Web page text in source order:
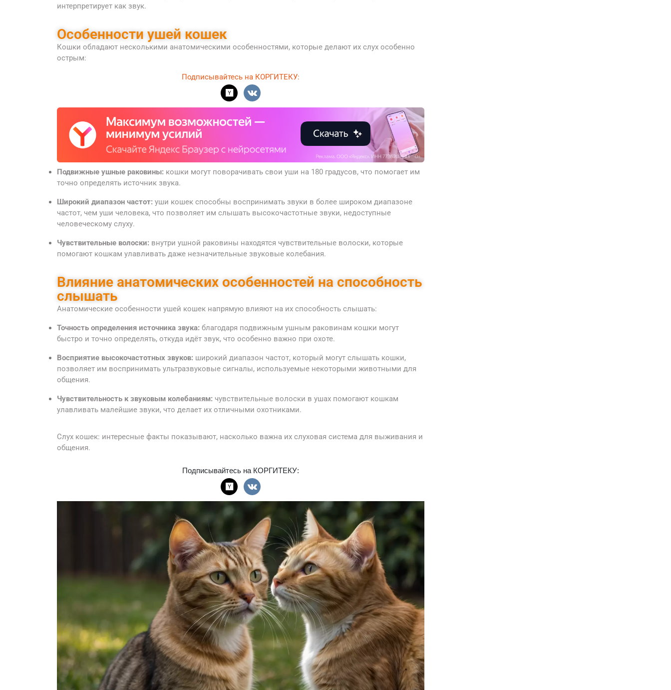
интерпретирует как звук.
Особенности ушей кошек
Кошки обладают несколькими анатомическими особенностями, которые делают их слух особенно
острым:
Подписывайтесь на КОРГИТЕКУ:
Подвижные ушные раковины: кошки могут поворачивать свои уши на 180 градусов, что помогает им
точно определять источник звука.
Широкий диапазон частот: уши кошек способны воспринимать звуки в более широком диапазоне
частот, чем уши человека, что позволяет им слышать высокочастотные звуки, недоступные
человеческому слуху.
Чувствительные волоски: внутри ушной раковины находятся чувствительные волоски, которые
помогают кошкам улавливать даже незначительные звуковые колебания.
Влияние анатомических особенностей на способность
слышать
Анатомические особенности ушей кошек напрямую влияют на их способность слышать:
Точность определения источника звука: благодаря подвижным ушным раковинам кошки могут
быстро и точно определять, откуда идёт звук, что особенно важно при охоте.
Восприятие высокочастотных звуков: широкий диапазон частот, который могут слышать кошки,
позволяет им воспринимать ультразвуковые сигналы, используемые некоторыми животными для
общения.
Чувствительность к звуковым колебаниям: чувствительные волоски в ушах помогают кошкам
улавливать малейшие звуки, что делает их отличными охотниками.
Слух кошек: интересные факты показывают, насколько важна их слуховая система для выживания и
общения.
Подписывайтесь на КОРГИТЕКУ: